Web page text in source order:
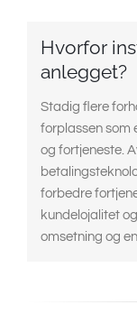
Hvorfor
anlegget?
Stadig flere
forplassen som
og fortjeneste.
forbedre
kundelojalitet
omsetning og